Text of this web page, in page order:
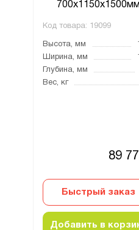
700х1150х1500мм
Код товара: 19099
Высота, мм
Ширина, мм
Глубина, мм
Вес, кг
89
Быстрый заказ
Добавить в